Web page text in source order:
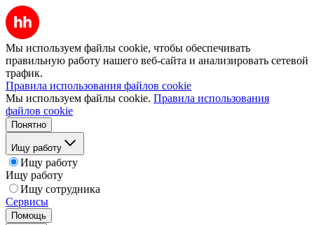
Мы используем файлы cookie, чтобы обеспечивать
правильную работу нашего веб-сайта и анализировать сетевой
трафик.
Правила использования файлов cookie
Мы используем файлы cookie. Правила использования
файлов cookie
Понятно
Ищу работу
Ищу работу
Ищу работу
Ищу сотрудника
Сервисы
Помощь